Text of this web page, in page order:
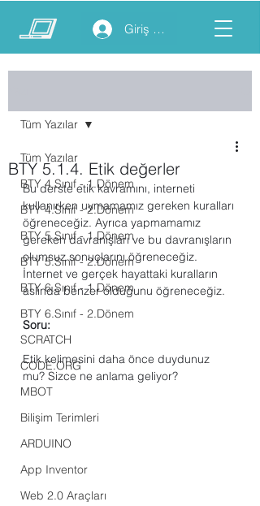
Giriş yap
Tüm Yazılar
BTY 4.Sınıf - 1.Dönem
BTY 4.Sınıf - 2.Dönem
BTY 5.Sınıf - 1.Dönem
BTY 5.Sınıf - 2.Dönem
BTY 6.Sınıf - 1.Dönem
BTY 6.Sınıf - 2.Dönem
SCRATCH
CODE.ORG
MBOT
Bilişim Terimleri
ARDUINO
App Inventor
Web 2.0 Araçları
Tüm Yazılar
BTY 5.1.4. Etik değerler
Bu derste etik kavramını, interneti
kullanırken uymamamız gereken kuralları
öğreneceğiz. Ayrıca yapmamamız
gereken davranışları ve bu davranışların
olumsuz sonuçlarını öğreneceğiz.
İnternet ve gerçek hayattaki kuralların
aslında benzer olduğunu öğreneceğiz.
Soru:
Etik kelimesini daha önce duydunuz
mu? Sizce ne anlama geliyor?